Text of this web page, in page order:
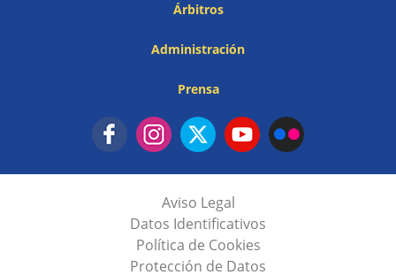
Árbitros
Administración
Prensa
Aviso Legal
Datos Identificativos
Política de Cookies
Protección de Datos